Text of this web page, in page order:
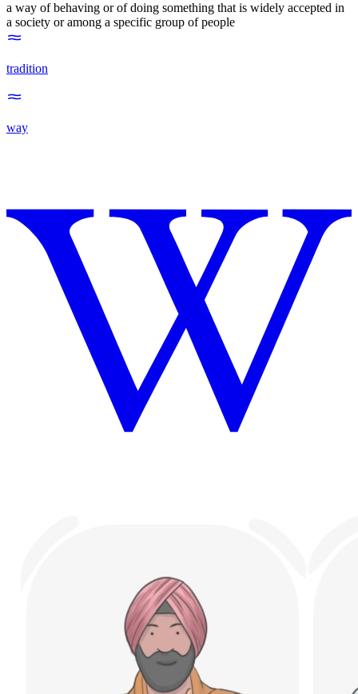
a way of behaving or of doing something that is widely accepted in
a society or among a specific group of people
tradition
way